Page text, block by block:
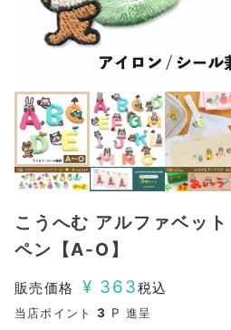
こうへむ アルファベッ
ペン【A-O】
販売価格 ¥ 363税込
当店ポイント 3 P 進呈